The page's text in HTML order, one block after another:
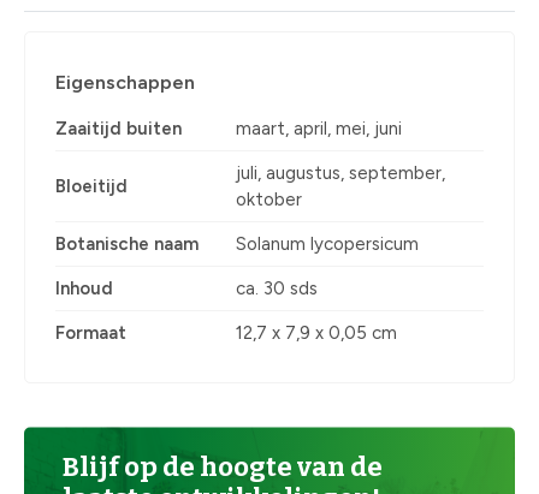
Eigenschappen
Zaaitijd buiten maart, april, mei, juni
Bloeitijd
juli, augustus, september,
oktober
Botanische naam Solanum lycopersicum
Inhoud ca. 30 sds
Formaat 12,7 x 7,9 x 0,05 cm
Blijf op de hoogte van de